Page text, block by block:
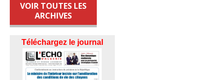
VOIR TOUTES LES
ARCHIVES